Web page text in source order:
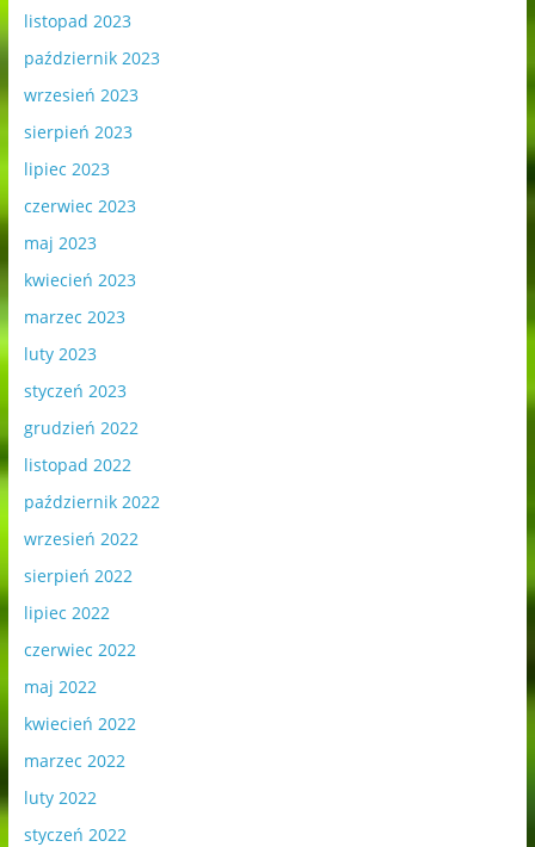
listopad 2023
październik 2023
wrzesień 2023
sierpień 2023
lipiec 2023
czerwiec 2023
maj 2023
kwiecień 2023
marzec 2023
luty 2023
styczeń 2023
grudzień 2022
listopad 2022
październik 2022
wrzesień 2022
sierpień 2022
lipiec 2022
czerwiec 2022
maj 2022
kwiecień 2022
marzec 2022
luty 2022
styczeń 2022